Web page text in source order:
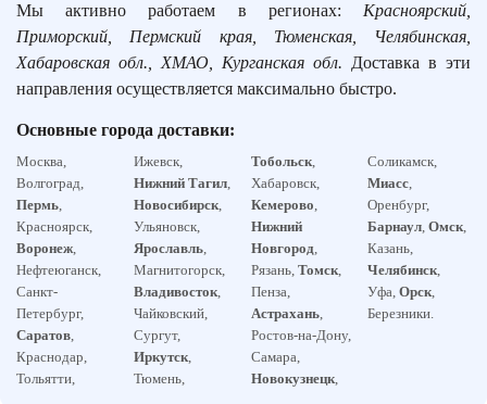
Мы активно работаем в регионах: Красноярский,
Приморский, Пермский края, Тюменская, Челябинская,
Хабаровская обл., ХМАО, Курганская обл. Доставка в эти
направления осуществляется максимально быстро.
Основные города доставки:
Москва,
Волгоград,
Пермь,
Красноярск,
Воронеж,
Нефтеюганск,
Санкт-
Петербург,
Саратов,
Краснодар,
Тольятти,
Ижевск,
Нижний Тагил,
Новосибирск,
Ульяновск,
Ярославль,
Магнитогорск,
Владивосток,
Чайковский,
Сургут,
Иркутск,
Тюмень,
Тобольск,
Хабаровск,
Кемерово,
Нижний
Новгород,
Рязань, Томск,
Пенза,
Астрахань,
Ростов-на-Дону,
Самара,
Новокузнецк,
Соликамск,
Миасс,
Оренбург,
Барнаул,Омск,
Казань,
Челябинск,
Уфа,Орск,
Березники.